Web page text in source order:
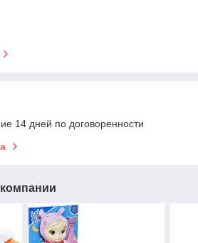
14 дней по договоренности